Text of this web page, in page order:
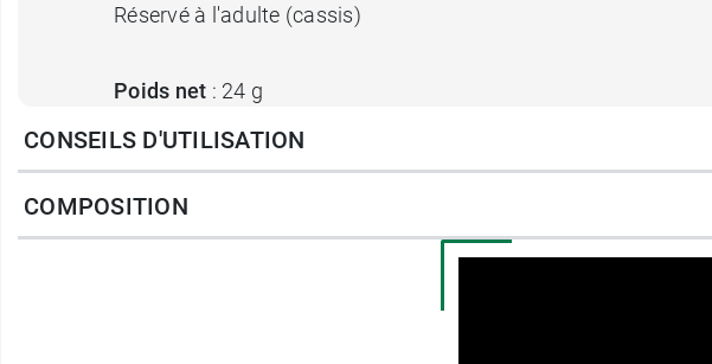
Réservé à l'adulte (cassis)
Poids net : 24 g
Conditionnement: pot de 60 gélules
Fabricant
CONSEILS D'UTILISATION
COMPOSITION